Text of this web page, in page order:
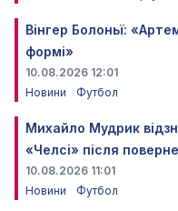
Вінгер Болоньї:
формі»
10.08.2026 12:01
Новини
Футбол
Михайло Мудрик
«Челсі» після
10.08.2026 11:01
Новини
Футбол